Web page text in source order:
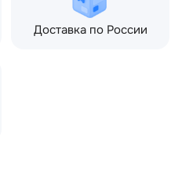
Доставка по России